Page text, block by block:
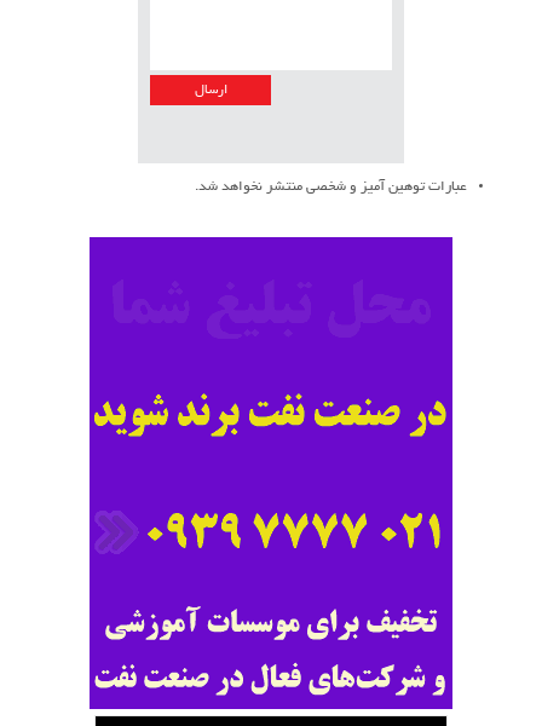
عبارات توهین آمیز و شخصی منتشر نخواهد شد.